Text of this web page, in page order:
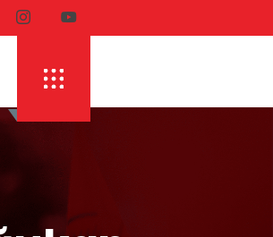
ERHÜRMAN: TOPLAYIN PILINIZI